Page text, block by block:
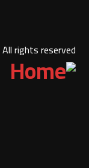
rights reserved